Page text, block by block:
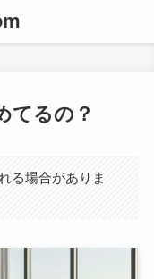
てるの？
る場合がありま